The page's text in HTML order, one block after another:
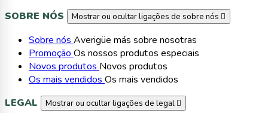
SOBRE NÓS
Mostrar ou ocultar ligações de sobre nós 
Sobre nós Averigüe más sobre nosotras
Promoção Os nossos produtos especiais
Novos produtos Novos produtos
Os mais vendidos Os mais vendidos
LEGAL
Mostrar ou ocultar ligações de legal 